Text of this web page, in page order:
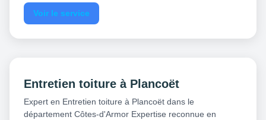
Voir le service
Entretien toiture à Plancoët
Expert en Entretien toiture à Plancoët dans le
département Côtes-d'Armor Expertise reconnue en